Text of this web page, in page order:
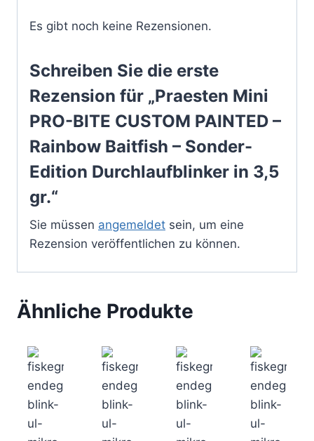
Es gibt noch keine Rezensionen.
Schreiben Sie die erste
Rezension für „Praesten Mini
PRO-BITE CUSTOM PAINTED –
Rainbow Baitfish – Sonder-
Edition Durchlaufblinker in 3,5
gr.“
Sie müssen angemeldet sein, um eine
Rezension veröffentlichen zu können.
Ähnliche Produkte